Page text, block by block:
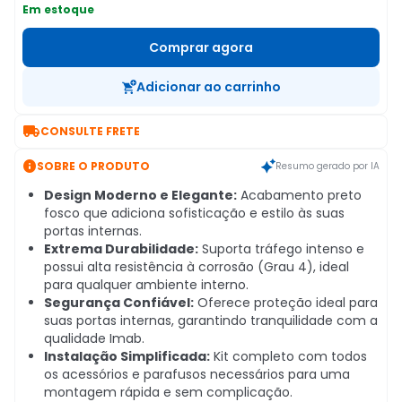
Em estoque
Comprar agora
Adicionar ao carrinho
CONSULTE FRETE
SOBRE O PRODUTO Resumo gerado por IA
Design Moderno e Elegante: Acabamento preto
fosco que adiciona sofisticação e estilo às suas
portas internas.
Extrema Durabilidade: Suporta tráfego intenso e
possui alta resistência à corrosão (Grau 4), ideal
para qualquer ambiente interno.
Segurança Confiável: Oferece proteção ideal para
suas portas internas, garantindo tranquilidade com a
qualidade Imab.
Instalação Simplificada: Kit completo com todos
os acessórios e parafusos necessários para uma
montagem rápida e sem complicação.